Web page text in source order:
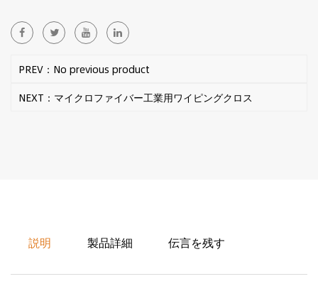
PREV：No previous product
NEXT：マイクロファイバー工業用ワイピングクロス
説明 製品詳細 伝言を残す